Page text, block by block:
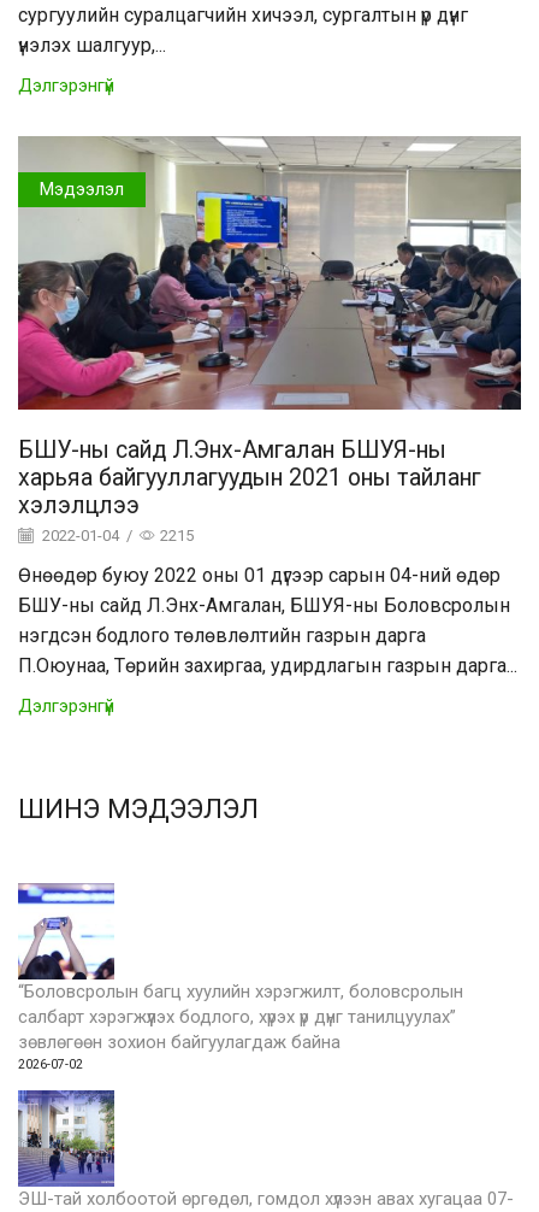
сургуулийн суралцагчийн хичээл, сургалтын үр дүнг
үнэлэх шалгуур,...
Дэлгэрэнгүй
Мэдээлэл
БШУ-ны сайд Л.Энх-Амгалан БШУЯ-ны
харьяа байгууллагуудын 2021 оны тайланг
хэлэлцлээ
2022-01-04 / 2215
Өнөөдөр буюу 2022 оны 01 дүгээр сарын 04-ний өдөр
БШУ-ны сайд Л.Энх-Амгалан, БШУЯ-ны Боловсролын
нэгдсэн бодлого төлөвлөлтийн газрын дарга
П.Оюунаа, Төрийн захиргаа, удирдлагын газрын дарга...
Дэлгэрэнгүй
ШИНЭ МЭДЭЭЛЭЛ
“Боловсролын багц хуулийн хэрэгжилт, боловсролын
салбарт хэрэгжүүлэх бодлого, хүрэх үр дүнг танилцуулах”
зөвлөгөөн зохион байгуулагдаж байна
2026-07-02
ЭШ-тай холбоотой өргөдөл, гомдол хүлээн авах хугацаа 07-